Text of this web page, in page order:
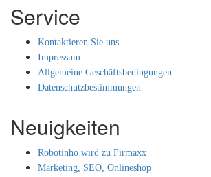
Service
Kontaktieren Sie uns
Impressum
Allgemeine Geschäftsbedingungen
Datenschutzbestimmungen
Neuigkeiten
Robotinho wird zu Firmaxx
Marketing, SEO, Onlineshop